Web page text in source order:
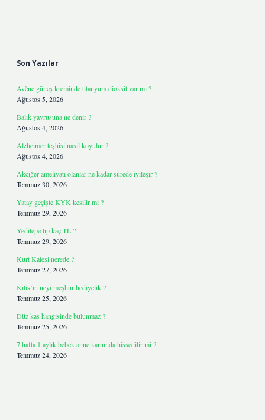
Son Yazılar
Avène güneş kreminde titanyum dioksit var mı ?
Ağustos 5, 2026
Balık yavrusuna ne denir ?
Ağustos 4, 2026
Alzheimer teşhisi nasıl koyulur ?
Ağustos 4, 2026
Akciğer ameliyatı olanlar ne kadar sürede iyileşir ?
Temmuz 30, 2026
Yatay geçişte KYK kesilir mi ?
Temmuz 29, 2026
Yeditepe tıp kaç TL ?
Temmuz 29, 2026
Kurt Kalesi nerede ?
Temmuz 27, 2026
Kilis’in neyi meşhur hediyelik ?
Temmuz 25, 2026
Düz kas hangisinde bulunmaz ?
Temmuz 25, 2026
7 hafta 1 aylık bebek anne karnında hissedilir mi ?
Temmuz 24, 2026